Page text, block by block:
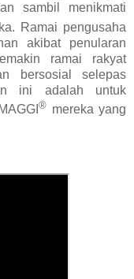
sambil menikmati
Ramai pengusaha
akibat penularan
ramai rakyat
bersosial selepas
ini adalah untuk
® mereka yang